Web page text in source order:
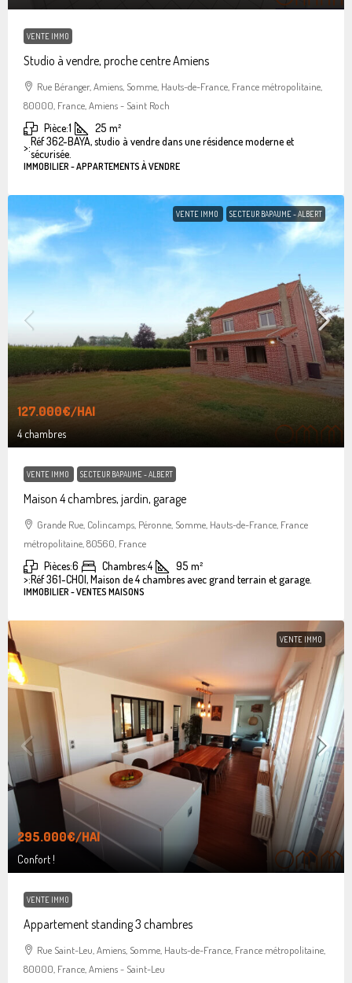
VENTE IMMO
Studio à vendre, proche centre Amiens
Rue Béranger, Amiens, Somme, Hauts-de-France, France métropolitaine,
80000, France, Amiens - Saint Roch
Pièce:1 25 m²
>:Réf 362-BAYA, studio à vendre dans une résidence moderne et
sécurisée.
IMMOBILIER - APPARTEMENTS À VENDRE
VENTE IMMO SECTEUR BAPAUME - ALBERT
127.000€/HAI
4 chambres
VENTE IMMO SECTEUR BAPAUME - ALBERT
Maison 4 chambres, jardin, garage
Grande Rue, Colincamps, Péronne, Somme, Hauts-de-France, France
métropolitaine, 80560, France
Pièces:6 Chambres:4 95 m²
>:Réf 361-CHOI, Maison de 4 chambres avec grand terrain et garage.
IMMOBILIER - VENTES MAISONS
VENTE IMMO
295.000€/HAI
Confort !
VENTE IMMO
Appartement standing 3 chambres
Rue Saint-Leu, Amiens, Somme, Hauts-de-France, France métropolitaine,
80000, France, Amiens - Saint-Leu